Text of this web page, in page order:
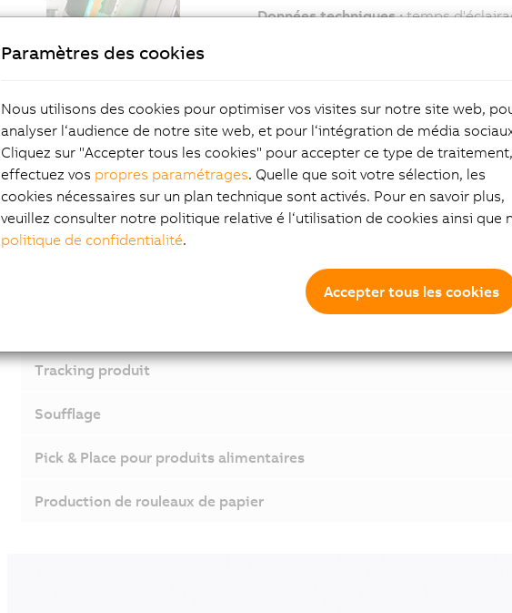
Données techniques :temps
possibilité de changer de couleur
détection fiable, même
contraste ; économies dûes à la
Comment :
intégration complète de
Tracking produit
Machine d'étiquetage
Tracking produit
Soufflage
Pick & Place pour produits alimentaires
Production de rouleaux de papier
Paramètres des cookies
Nous utilisons des cookies pour optimiser vos visites sur notre site web,
analyser l‘audience de notre site web, et pour l‘intégration de média
Cliquez sur "Accepter tous les cookies" pour accepter ce type de
effectuez vos propres paramétrages. Quelle que soit votre sélection, les
cookies nécessaires sur un plan technique sont activés. Pour en savoir plus,
veuillez consulter notre politique relative é l‘utilisation de cookies ainsi que
politique de confidentialité.
Accepter tous les cookies